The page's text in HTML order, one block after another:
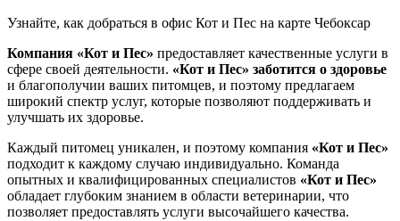
Узнайте, как добраться в офис Кот и Пес на карте Чебоксар
Компания «Кот и Пес» предоставляет качественные услуги в
сфере своей деятельности. «Кот и Пес» заботится о здоровье
и благополучии ваших питомцев, и поэтому предлагаем
широкий спектр услуг, которые позволяют поддерживать и
улучшать их здоровье.
Каждый питомец уникален, и поэтому компания «Кот и Пес»
подходит к каждому случаю индивидуально. Команда
опытных и квалифицированных специалистов «Кот и Пес»
обладает глубоким знанием в области ветеринарии, что
позволяет предоставлять услуги высочайшего качества.